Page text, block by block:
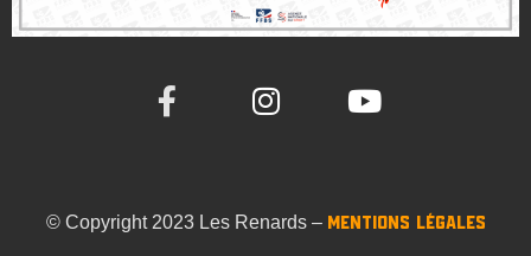
© Copyright 2023 Les Renards – Mentions Légales